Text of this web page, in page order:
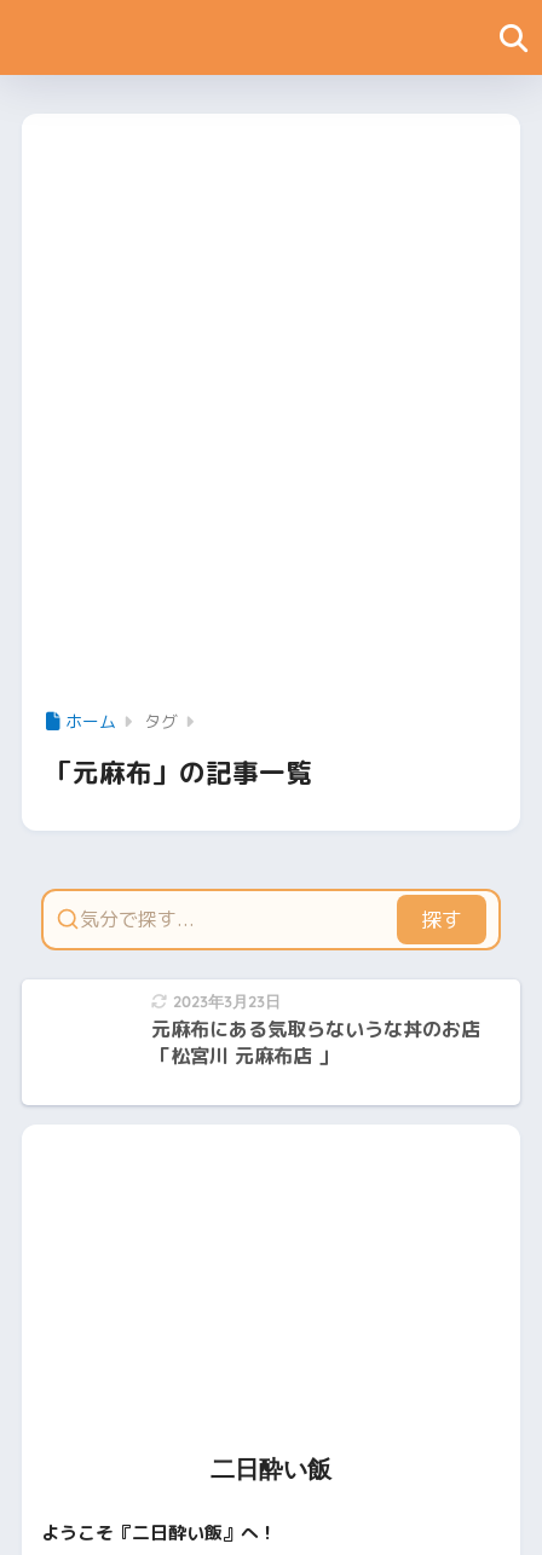
ホーム タグ
「元麻布」の記事一覧
探す
2023年3月23日
元麻布にある気取らないうな丼のお店
「松宮川 元麻布店 」
二日酔い飯
ようこそ『二日酔い飯』へ！